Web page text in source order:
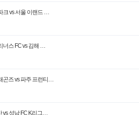
크 vs 서울 이랜드 …
너스 FC vs 김해 …
곤즈 vs 파주 프런티…
vs 성남 FC K리그…